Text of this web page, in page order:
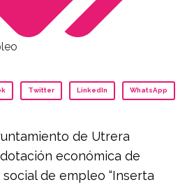
Twitter LinkedIn WhatsApp
de Utrera
económica de
de empleo “Inserta